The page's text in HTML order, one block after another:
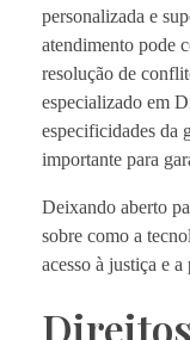
personalizada e
atendimento pode
resolução de
especializado em
especificidades da
importante para
Deixando aberto
sobre como a
acesso à justiça e